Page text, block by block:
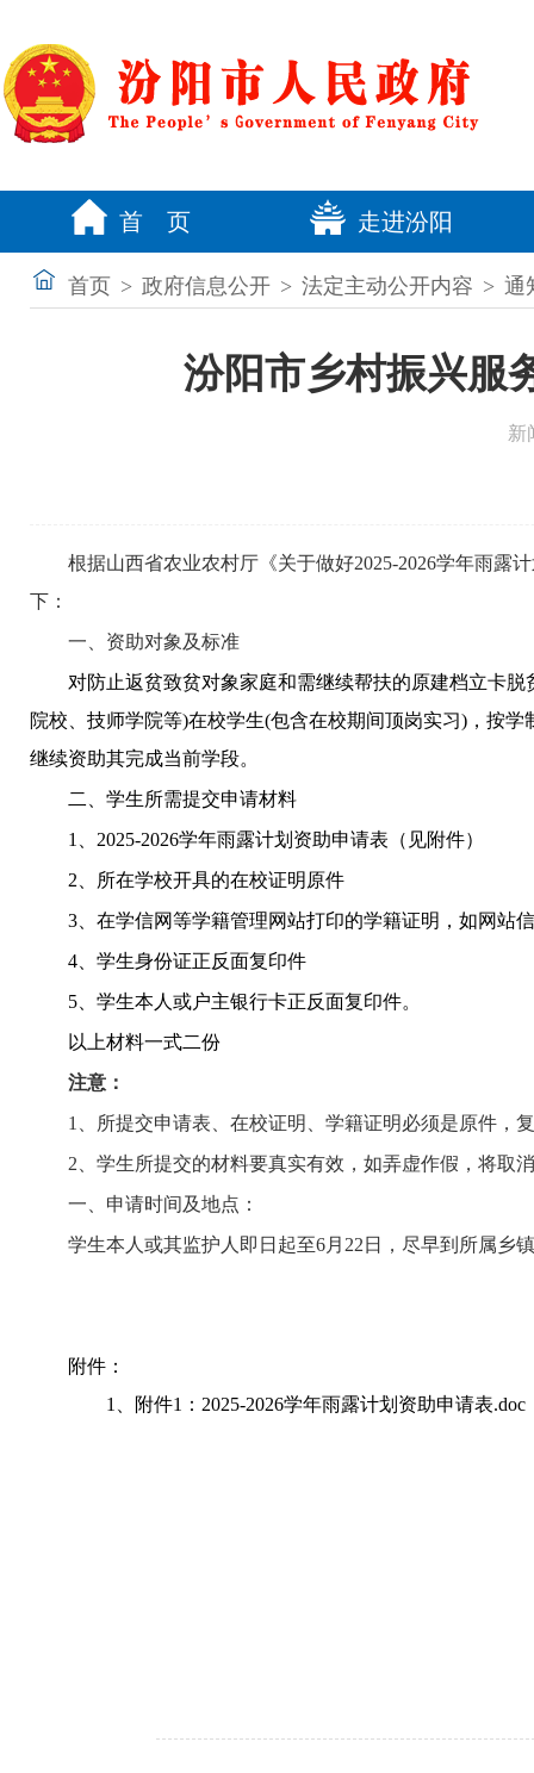
首 页 走进汾阳
首页 > 政府信息公开 > 法定主动公开内容 > 通
汾阳市乡村振兴服
新
根据山西省农业农村厅《关于做好2025-2026学年雨露
下：
一、 资助对象及标准
对防止返贫致贫对象家庭和需继续帮扶的原建档立卡脱
院校、技师学院等)在校学生(包含在校期间顶岗实习) ， 按学
继续资助其完成当前学段。
二、学生所需提交申请材料
1、2025-2026学年雨露计划资助申请表（见附件）
2、所在学校开具的在校证明原件
3、在学信网等学籍管理网站打印的学籍证明，如网站
4、学生身份证正反面复印件
5、学生本人或户主银行卡正反面复印件。
以上材料一式二份
注意：
1、所提交申请表、在校证明、学籍证明必须是原件，
2、学生所提交的材料要真实有效，如弄虚作假，将取
一、 申请时间及地点：
学生本人或其监护人即日起至6月22日，尽早到所属乡
附件：
1、
附件1：2025-2026学年雨露计划资助申请表.doc